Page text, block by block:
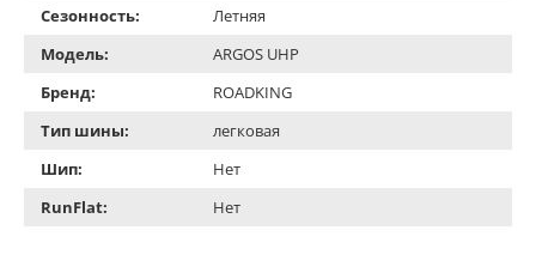
Сезонность:
Летняя
Модель:
ARGOS UHP
Бренд:
ROADKING
Тип шины:
легковая
Шип:
Нет
RunFlat:
Нет